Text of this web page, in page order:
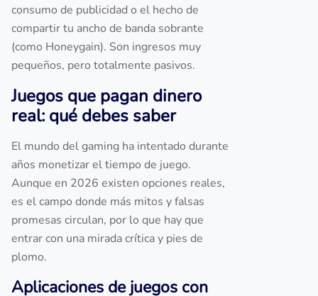
consumo de publicidad o el hecho de
compartir tu ancho de banda sobrante
(como Honeygain). Son ingresos muy
pequeños, pero totalmente pasivos.
Juegos que pagan dinero
real: qué debes saber
El mundo del gaming ha intentado durante
años monetizar el tiempo de juego.
Aunque en 2026 existen opciones reales,
es el campo donde más mitos y falsas
promesas circulan, por lo que hay que
entrar con una mirada crítica y pies de
plomo.
Aplicaciones de juegos con